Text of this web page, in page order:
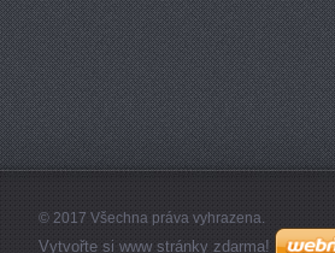
© 2017 Všechna práva vyhrazena.
Vytvořte si www stránky zdarma!